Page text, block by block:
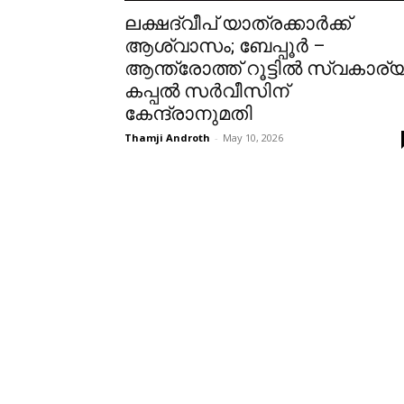
ലക്ഷദ്വീപ് യാത്രക്കാർക്ക്
ആശ്വാസം; ബേപ്പൂർ –
ആന്ത്രോത്ത് റൂട്ടിൽ
കപ്പൽ സർവീസിന്
കേന്ദ്രാനുമതി
Thamji Androth - May 10, 2026